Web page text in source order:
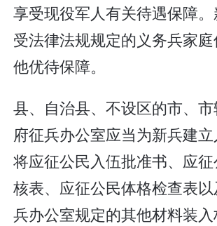
享受现役军人有关待遇保障
受法律法规规定的义务兵家
他优待保障。
县、自治县、不设区的市、
府征兵办公室应当为新兵建立
将应征公民入伍批准书、应
核表、应征公民体格检查表
兵办公室规定的其他材料装入